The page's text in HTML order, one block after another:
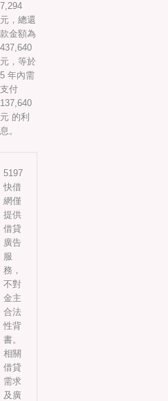
7,294
元，總還
款金額為
437,640
元，等於
5 年內需
支付
137,640
元 的利
息。
5197
快借
網僅
提供
借貸
廣告
服
務，
不對
金主
合法
性背
書。
相關
借貸
需求
及廣